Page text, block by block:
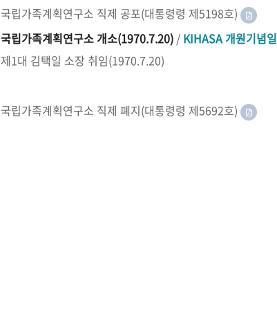
국립가족계획연구소 직제 공포(대통령령 제5198호)
국립가족계획연구소 개소(1970.7.20) / KIHASA 개원기념일
제1대 김택일 소장 취임(1970.7.20)
국립가족계획연구소 직제 폐지(대통령령 제5692호)